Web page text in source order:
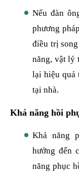
Nếu đàn
phương
điều trị
năng, vật lý
lại hiệu quả
tại nhà.
Khả năng hồi
Khả năng
hưởng đến
năng phục